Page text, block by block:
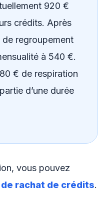
920 €
crédits. Après
regroupement
à 540 €.
€ de respiration
d’une durée
vous pouvez
rachat de crédits.